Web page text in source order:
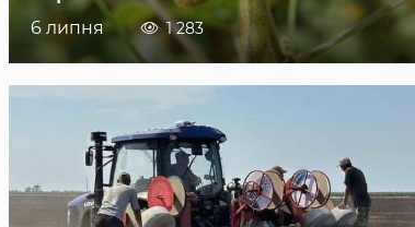
6 липня 1 283